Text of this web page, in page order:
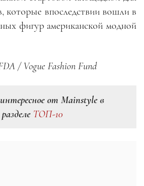
которые впоследствии вошли в
фигур американской модной
/ Vogue Fashion Fund
от Mainstyle в
разделе ТОП-10